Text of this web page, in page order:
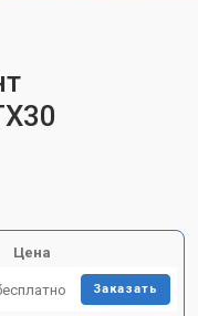
Цена
Заказать